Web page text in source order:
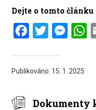
Dejte o tomto
Facebook
Twitter
Publikováno: 15. 1. 2025
Dokumenty